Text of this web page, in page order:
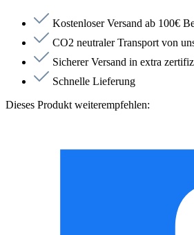
Kostenloser Versand ab 100€
CO2 neutraler Transport von
Sicherer Versand in extra
Schnelle Lieferung
Dieses Produkt weiterempfehlen: